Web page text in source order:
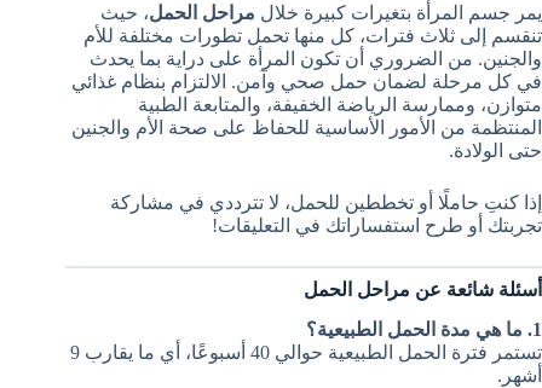
يمر جسم المرأة بتغيرات كبيرة خلال مراحل الحمل، حيث
تنقسم إلى ثلاث فترات، كل منها تحمل تطورات مختلفة للأم
والجنين. من الضروري أن تكون المرأة على دراية بما يحدث
في كل مرحلة لضمان حمل صحي وآمن. الالتزام بنظام غذائي
متوازن، وممارسة الرياضة الخفيفة، والمتابعة الطبية
المنتظمة من الأمور الأساسية للحفاظ على صحة الأم والجنين
حتى الولادة.
إذا كنتِ حاملًا أو تخططين للحمل، لا تترددي في مشاركة
تجربتك أو طرح استفساراتك في التعليقات!
أسئلة شائعة عن مراحل الحمل
1. ما هي مدة الحمل الطبيعية؟
تستمر فترة الحمل الطبيعية حوالي 40 أسبوعًا، أي ما يقارب 9
أشهر.